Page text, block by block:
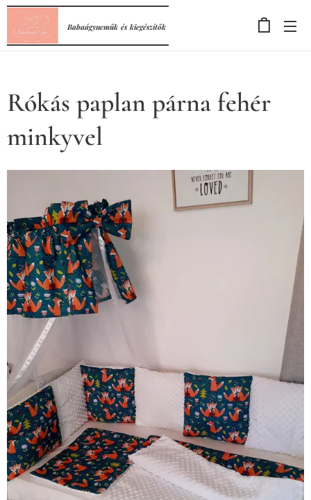
Babaágyneműk és kiegészítők
Rókás paplan párna fehér
minkyvel